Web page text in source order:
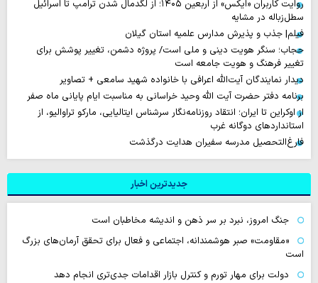
روایت‌ کاربران «ایکس» از اربعین ۱۴۰۵؛ از لگدمال شدن ترامپ تا اسرائیل
سطل‌زباله‌ در مشایه
فیلم| جذب و پذیرش مدارس علمیه استان گیلان
حجاب؛ سنگر هویت دینی و ملی است/ پروژه دشمن، تغییر پوشش برای
تغییر فرهنگ و هویت جامعه است
دیدار نمایندگان آیت‌الله اعرافی با خانواده شهید سامعی + تصاویر
برنامه دفتر حضرت آیت الله وحید خراسانی به مناسبت ایام پایانی ماه صفر
از اوکراین تا ایران؛ انتقاد روزنامه‌نگار سرشناس ایتالیایی، مارکو تراوالیو، از
استانداردهای دوگانه غرب
فارغ‌التحصیل مدرسه سفیران هدایت درگذشت
جدیدترین اخبار
جنگ امروز، نبرد بر سر ذهن و اندیشه مخاطبان است
«مقاومت» صبر هوشمندانه، اجتماعی و فعال برای تحقق آرمان‌های بزرگ
است
دولت برای مهار تورم و کنترل بازار اقدامات جدی‌تری انجام دهد